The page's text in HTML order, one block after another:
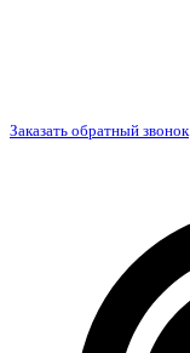
Заказать обратный звонок